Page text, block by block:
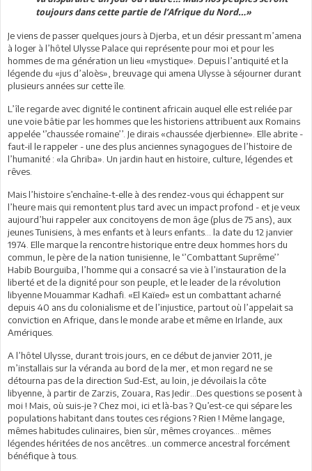
toujours dans cette partie de l’Afrique du Nord…»
Je viens de passer quelques jours à Djerba, et un désir pressant m’amena
à loger à l’hôtel Ulysse Palace qui représente pour moi et pour les
hommes de ma génération un lieu «mystique». Depuis l’antiquité et la
légende du «jus d’aloès», breuvage qui amena Ulysse à séjourner durant
plusieurs années sur cette île.
L’île regarde avec dignité le continent africain auquel elle est reliée par
une voie bâtie par les hommes que les historiens attribuent aux Romains
appelée ‘’chaussée romaine’’. Je dirais «chaussée djerbienne». Elle abrite -
faut-il le rappeler - une des plus anciennes synagogues de l’histoire de
l’humanité : «la Ghriba». Un jardin haut en histoire, culture, légendes et
rêves.
Mais l’histoire s’enchaîne-t-elle à des rendez-vous qui échappent sur
l’heure mais qui remontent plus tard avec un impact profond - et je veux
aujourd’hui rappeler aux concitoyens de mon âge (plus de 75 ans), aux
jeunes Tunisiens, à mes enfants et à leurs enfants... la date du 12 janvier
1974. Elle marque la rencontre historique entre deux hommes hors du
commun, le père de la nation tunisienne, le ‘’Combattant Suprême’’
Habib Bourguiba, l’homme qui a consacré sa vie à l’instauration de la
liberté et de la dignité pour son peuple, et le leader de la révolution
libyenne Mouammar Kadhafi. «El Kaïed» est un combattant acharné
depuis 40 ans du colonialisme et de l’injustice, partout où l’appelait sa
conviction en Afrique, dans le monde arabe et même en Irlande, aux
Amériques.
A l’hôtel Ulysse, durant trois jours, en ce début de janvier 2011, je
m’installais sur la véranda au bord de la mer, et mon regard ne se
détourna pas de la direction Sud-Est, au loin, je dévoilais la côte
libyenne, à partir de Zarzis, Zouara, Ras Jedir...Des questions se posent à
moi ! Mais, où suis-je ? Chez moi, ici et là-bas ? Qu’est-ce qui sépare les
populations habitant dans toutes ces régions ? Rien ! Même langage,
mêmes habitudes culinaires, bien sûr, mêmes croyances... mêmes
légendes héritées de nos ancêtres...un commerce ancestral forcément
bénéfique à tous.